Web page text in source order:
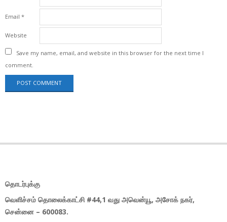
Email *
Website
Save my name, email, and website in this browser for the next time I
comment.
தொடர்புக்கு
வெளிச்சம் தொலைக்காட்சி #44,1 வது அவென்யூ, அசோக் நகர்,
சென்னை – 600083.